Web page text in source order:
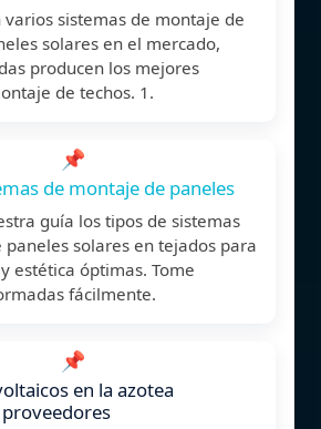
varios sistemas de montaje de
solares en el mercado,
producen los mejores
de techos. 1.
📌
de montaje de paneles
guía los tipos de sistemas
solares en tejados para
estética óptimas. Tome
fácilmente.
📌
en la azotea